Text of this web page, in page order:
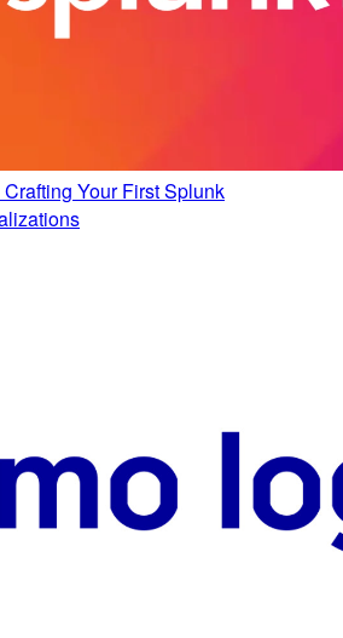
Your First Splunk